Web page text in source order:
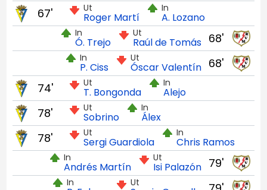
Ut
Roger Martí
In
A. Lozano
67'
68'
Ut
Raúl de Tomás
In
Ó. Trejo
68'
Ut
Óscar Valentín
In
P. Ciss
Ut
T. Bongonda
In
Alejo
74'
Ut
Sobrino
In
Álex
78'
Ut
Sergi Guardiola
In
Chris Ramos
78'
79'
Ut
Isi Palazón
In
Andrés Martín
Ut
In